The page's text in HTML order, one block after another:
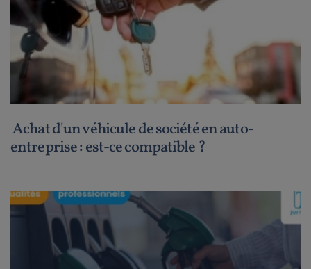
Achat d'un véhicule de société en auto-
entreprise : est-ce compatible ?